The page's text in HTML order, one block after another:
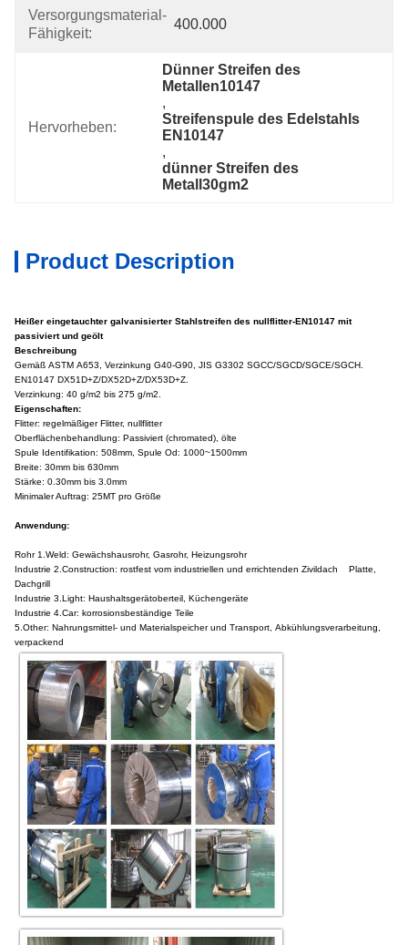
Versorgungsmaterial-
Fähigkeit:
400.000
Hervorheben:
Dünner Streifen des
Metallen10147
,
Streifenspule des Edelstahls
EN10147
,
dünner Streifen des
Metall30gm2
Product Description
Heißer eingetauchter galvanisierter Stahlstreifen des nullflitter-EN10147 mit
passiviert und geölt
Beschreibung
Gemäß ASTM A653, Verzinkung G40-G90, JIS G3302 SGCC/SGCD/SGCE/SGCH.
EN10147 DX51D+Z/DX52D+Z/DX53D+Z.
Verzinkung: 40 g/m2 bis 275 g/m2.
Eigenschaften:
Flitter: regelmäßiger Flitter, nullflitter
Oberflächenbehandlung: Passiviert (chromated), ölte
Spule Identifikation: 508mm, Spule Od: 1000~1500mm
Breite: 30mm bis 630mm
Stärke: 0.30mm bis 3.0mm
Minimaler Auftrag: 25MT pro Größe
Anwendung:
Rohr 1.Weld: Gewächshausrohr, Gasrohr, Heizungsrohr
Industrie 2.Construction: rostfest vom industriellen und errichtenden Zivildach Platte,
Dachgrill
Industrie 3.Light: Haushaltsgerätoberteil, Küchengeräte
Industrie 4.Car: korrosionsbeständige Teile
5.Other: Nahrungsmittel- und Materialspeicher und Transport, Abkühlungsverarbeitung,
verpackend